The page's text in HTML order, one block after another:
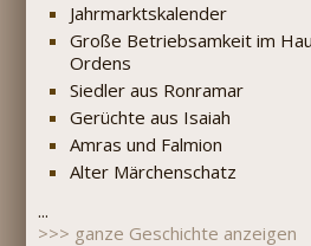
Jahrmarktskalender
Große Betriebsamkeit im
Ordens
Siedler aus Ronramar
Gerüchte aus Isaiah
Amras und Falmion
Alter Märchenschatz
...
>>> ganze Geschichte anzeigen